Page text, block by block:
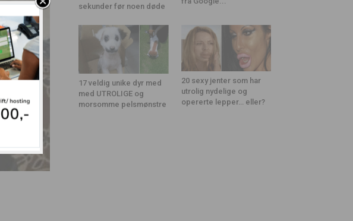
sekunder før noen døde
17 veldig unike dyr med
med UTROLIGE og
morsomme pelsmønstre
20 sexy jenter som har
utrolig nydelige og
opererte lepper… eller?